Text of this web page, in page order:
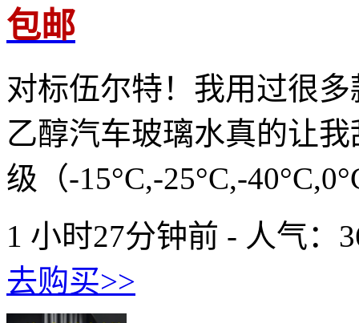
包邮
对标伍尔特！我用过很
乙醇汽车玻璃水真的让
级（-15°C,-25°C,-
1 小时27分钟前 - 人气：
去购买>>